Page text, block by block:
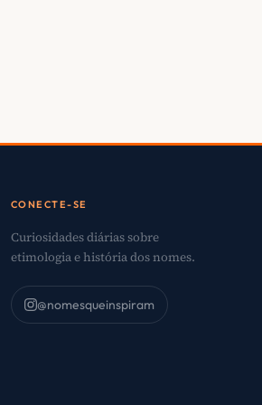
CONECTE-SE
Curiosidades diárias sobre
etimologia e história dos nomes.
@nomesqueinspiram